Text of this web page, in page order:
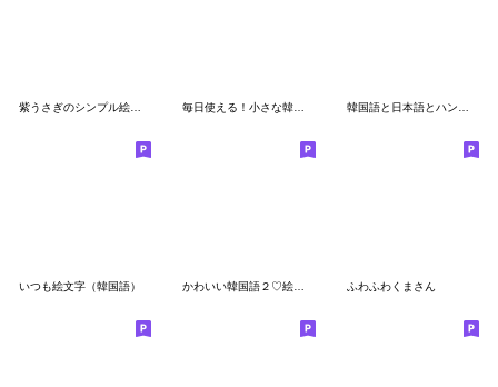
いつも絵文字（韓国語） かわいい韓国語２♡絵文字(ふりがな付き) ふわふわくまさん